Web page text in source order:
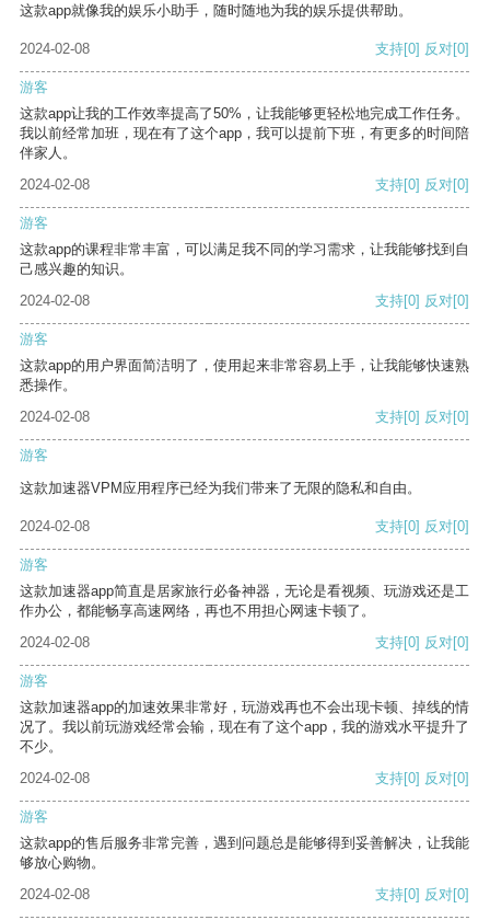
这款app就像我的娱乐小助手，随时随地为我的娱乐提供帮助。
2024-02-08 支持[0] 反对[0]
游客
这款app让我的工作效率提高了50%，让我能够更轻松地完成工作任务。
我以前经常加班，现在有了这个app，我可以提前下班，有更多的时间陪
伴家人。
2024-02-08
支持[0] 反对[0]
游客
这款app的课程非常丰富，可以满足我不同的学习需求，让我能够找到自
己感兴趣的知识。
2024-02-08
支持[0] 反对[0]
游客
这款app的用户界面简洁明了，使用起来非常容易上手，让我能够快速熟
悉操作。
2024-02-08
支持[0] 反对[0]
游客
这款加速器VPM应用程序已经为我们带来了无限的隐私和自由。
2024-02-08 支持[0] 反对[0]
游客
这款加速器app简直是居家旅行必备神器，无论是看视频、玩游戏还是工
作办公，都能畅享高速网络，再也不用担心网速卡顿了。
2024-02-08
支持[0] 反对[0]
游客
这款加速器app的加速效果非常好，玩游戏再也不会出现卡顿、掉线的情
况了。我以前玩游戏经常会输，现在有了这个app，我的游戏水平提升了
不少。
2024-02-08
支持[0] 反对[0]
游客
这款app的售后服务非常完善，遇到问题总是能够得到妥善解决，让我能
够放心购物。
2024-02-08
支持[0] 反对[0]